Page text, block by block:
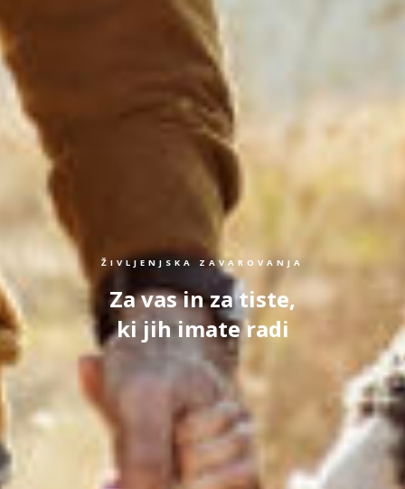
ŽIVLJENJSKA ZAVAROVANJA
Za vas in za tiste,
ki jih imate radi